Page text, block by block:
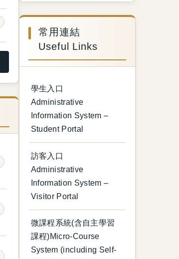
常用連結
Useful Links
學生入口
Administrative
Information System –
Student Portal
訪客入口
Administrative
Information System –
Visitor Portal
微課程系統(含自主學習
課程)Micro-Course
System (including Self-